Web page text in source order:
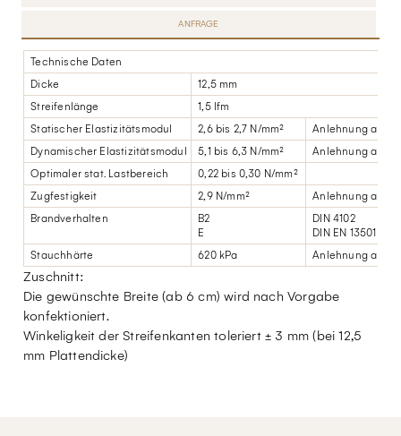
ANFRAGE
Technische Daten
Dicke
12,5 mm
Streifenlänge
1,5 lfm
Statischer Elastizitätsmodul
2,6 bis 2,7 N/mm²
Anlehnung an
Dynamischer Elastizitätsmodul
5,1 bis 6,3 N/mm²
Anlehnung an
Optimaler stat. Lastbereich
0,22 bis 0,30 N/mm²
Zugfestigkeit
2,9 N/mm²
Anlehnung an
Brandverhalten
B2
E
DIN 4102
DIN EN 13501
Stauchhärte
620 kPa Anlehnung an
Zuschnitt:
Die gewünschte Breite (ab 6 cm) wird nach Vorgabe
konfektioniert.
Winkeligkeit der Streifenkanten toleriert ± 3 mm (bei 12,5
mm Plattendicke)